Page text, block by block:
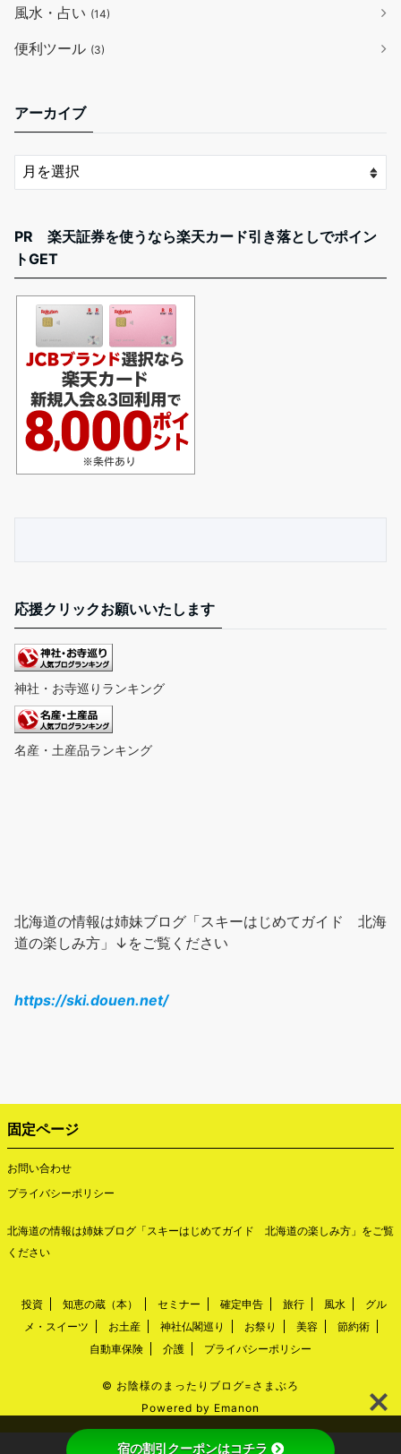
風水・占い (14)
便利ツール (3)
アーカイブ
PR 楽天証券を使うなら楽天カード引き落としでポイン
トGET
応援クリックお願いいたします
神社・お寺巡りランキング
名産・土産品ランキング
北海道の情報は姉妹ブログ「スキーはじめてガイド 北海
道の楽しみ方」↓をご覧ください
https://ski.douen.net/
固定ページ
お問い合わせ
プライバシーポリシー
北海道の情報は姉妹ブログ「 スキーはじめてガイド 北海道の楽しみ方 」をご覧
ください
投資 知恵の蔵（本） セミナー 確定申告 旅行 風水
グル
メ・スイーツ
お土産 神社仏閣巡り お祭り 美容
節約術
自動車保険
介護 プライバシーポリシー
© お陰様のまったりブログ=さまぶろ
Powered by Emanon
宿の割引クーポンはコチラ